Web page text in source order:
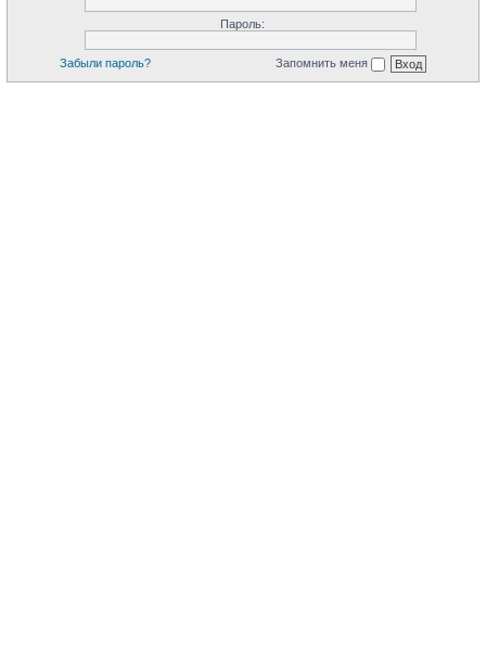
Пароль:
Забыли пароль? Запомнить меня